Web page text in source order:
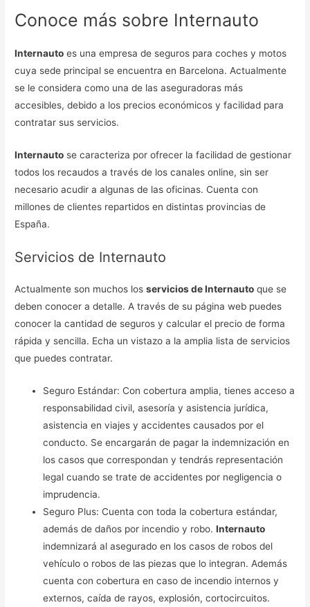
Conoce más sobre Internauto
Internauto es una empresa de seguros para coches y motos
cuya sede principal se encuentra en Barcelona. Actualmente
se le considera como una de las aseguradoras más
accesibles, debido a los precios económicos y facilidad para
contratar sus servicios.
Internauto se caracteriza por ofrecer la facilidad de gestionar
todos los recaudos a través de los canales online, sin ser
necesario acudir a algunas de las oficinas. Cuenta con
millones de clientes repartidos en distintas provincias de
España.
Servicios de Internauto
Actualmente son muchos losservicios de Internauto que se
deben conocer a detalle. A través de su página web puedes
conocer la cantidad de seguros y calcular el precio de forma
rápida y sencilla. Echa un vistazo a la amplia lista de servicios
que puedes contratar.
Seguro Estándar: Con cobertura amplia, tienes acceso a
responsabilidad civil, asesoría y asistencia jurídica,
asistencia en viajes y accidentes causados por el
conducto. Se encargarán de pagar la indemnización en
los casos que correspondan y tendrás representación
legal cuando se trate de accidentes por negligencia o
imprudencia.
Seguro Plus: Cuenta con toda la cobertura estándar,
además de daños por incendio y robo.Internauto
indemnizará al asegurado en los casos de robos del
vehículo o robos de las piezas que lo integran. Además
cuenta con cobertura en caso de incendio internos y
externos, caída de rayos, explosión, cortocircuitos.